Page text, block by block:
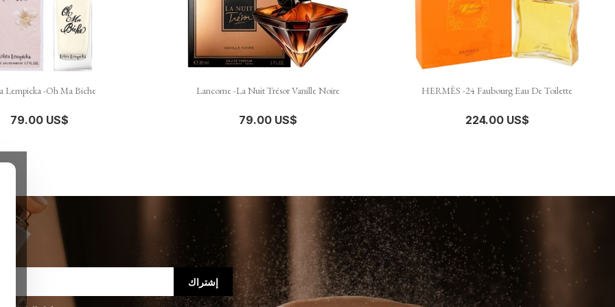
 نظرة سريعة
Lempicka -Oh Ma Biche
79.00 US$
 نظرة سريعة
Lancome -La Nuit Trésor Vanille Noire
79.00 US$
 نظرة سريعة
HERMÈS -24 Faubourg Eau De Toilette
224.00 US$